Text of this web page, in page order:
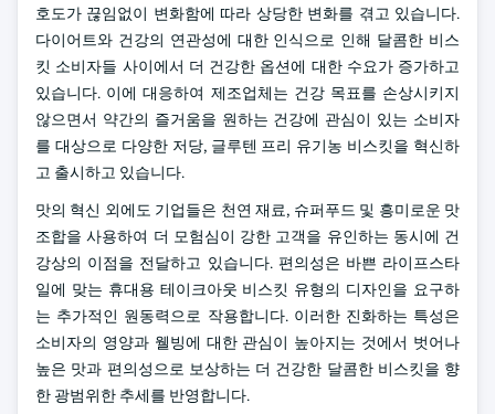
호도가 끊임없이 변화함에 따라 상당한 변화를 겪고 있습니다.
다이어트와 건강의 연관성에 대한 인식으로 인해 달콤한 비스
킷 소비자들 사이에서 더 건강한 옵션에 대한 수요가 증가하고
있습니다. 이에 대응하여 제조업체는 건강 목표를 손상시키지
않으면서 약간의 즐거움을 원하는 건강에 관심이 있는 소비자
를 대상으로 다양한 저당, 글루텐 프리 유기농 비스킷을 혁신하
고 출시하고 있습니다.
맛의 혁신 외에도 기업들은 천연 재료, 슈퍼푸드 및 흥미로운 맛
조합을 사용하여 더 모험심이 강한 고객을 유인하는 동시에 건
강상의 이점을 전달하고 있습니다. 편의성은 바쁜 라이프스타
일에 맞는 휴대용 테이크아웃 비스킷 유형의 디자인을 요구하
는 추가적인 원동력으로 작용합니다. 이러한 진화하는 특성은
소비자의 영양과 웰빙에 대한 관심이 높아지는 것에서 벗어나
높은 맛과 편의성으로 보상하는 더 건강한 달콤한 비스킷을 향
한 광범위한 추세를 반영합니다.